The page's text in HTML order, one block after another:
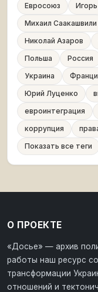
Евросоюз
Михаил Саакашвили
Николай Азаров
Польша
Россия
Украина
Юрий Луценко
евроинтеграция
коррупция
Показать все теги
О ПРОЕКТЕ
«Досье» — архив
работы наш ресурс
трансформации
отношений и